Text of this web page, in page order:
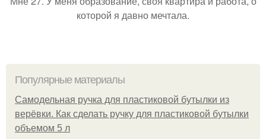
которой я давно мечтала.
Популярные материалы
Самодельная ручка для пластиковой бутылки из
верёвки. Как сделать ручку для пластиковой бутылки
объемом 5 л